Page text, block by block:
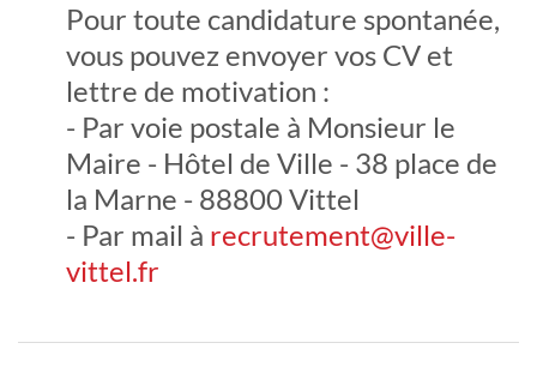
Pour toute candidature spontanée,
vous pouvez envoyer vos CV et
lettre de motivation :
- Par voie postale à Monsieur le
Maire - Hôtel de Ville - 38 place de
la Marne - 88800 Vittel
- Par mail à recrutement@ville-
vittel.fr